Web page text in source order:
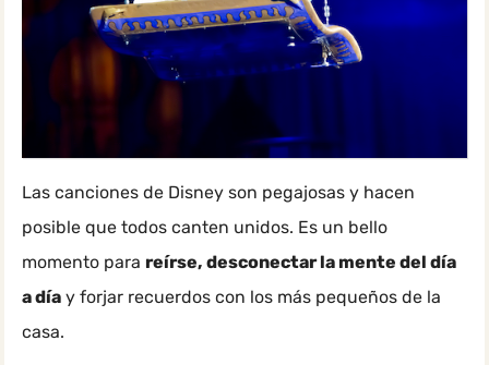
Las canciones de Disney son pegajosas y hacen
posible que todos canten unidos. Es un bello
momento para reírse, desconectar la mente del día
a día y forjar recuerdos con los más pequeños de la
casa.